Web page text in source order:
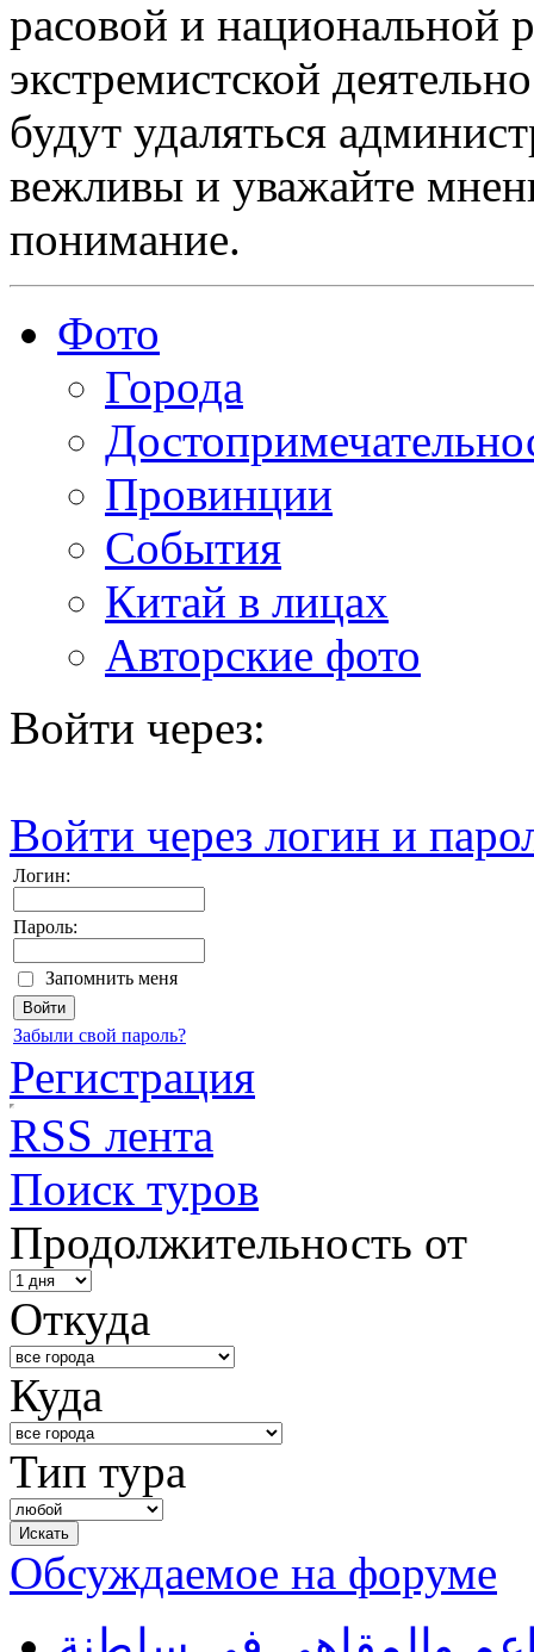
расовой и национальной
экстремистской
будут удаляться
вежливы и уважайте
понимание.
Фото
Города
Провинции
События
Китай в лицах
Авторские фото
Войти через:
Войти через логин и
Логин:
Пароль:
Запомнить меня
Забыли свой пароль?
Регистрация
RSS лента
Поиск туров
Продолжительность от
Откуда
Куда
Тип тура
Обсуждаемое на форуме